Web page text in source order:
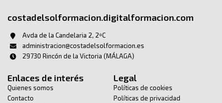
costadelsolformacion.digitalformacion.com
Avda de la Candelaria 2, 2ºC
administracion@costadelsolformacion.es
29730 Rincón de la Victoria (MÁLAGA)
Enlaces de interés
Quienes somos
Contacto
Legal
Políticas de cookies
Políticas de privacidad